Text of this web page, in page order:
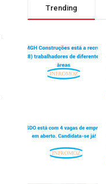
Trending